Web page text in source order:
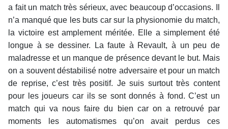
a fait un match très sérieux, avec beaucoup d’occasions. Il
n’a manqué que les buts car sur la physionomie du match,
la victoire est amplement méritée. Elle a simplement été
longue à se dessiner. La faute à Revault, à un peu de
maladresse et un manque de présence devant le but. Mais
on a souvent déstabilisé notre adversaire et pour un match
de reprise, c’est très positif. Je suis surtout très content
pour les joueurs car ils se sont donnés à fond. C’est un
match qui va nous faire du bien car on a retrouvé par
moments les automatismes qu’on avait perdus ces